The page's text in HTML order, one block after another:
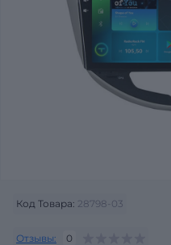
Код Товара: 28798-03
Отзывы: 0